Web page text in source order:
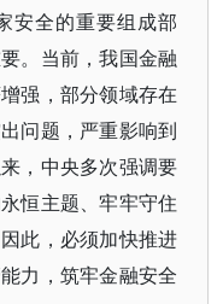
安全的重要组成部
。当前，我国金融
强，部分领域存在
问题，严重影响到
，中央多次强调要
恒主题、牢牢守住
此，必须加快推进
力，筑牢金融安全